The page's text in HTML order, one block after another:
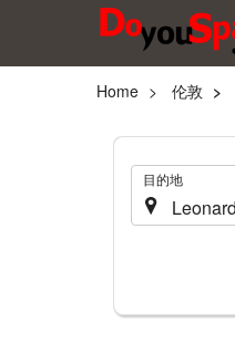
Home 伦敦
. 目的地